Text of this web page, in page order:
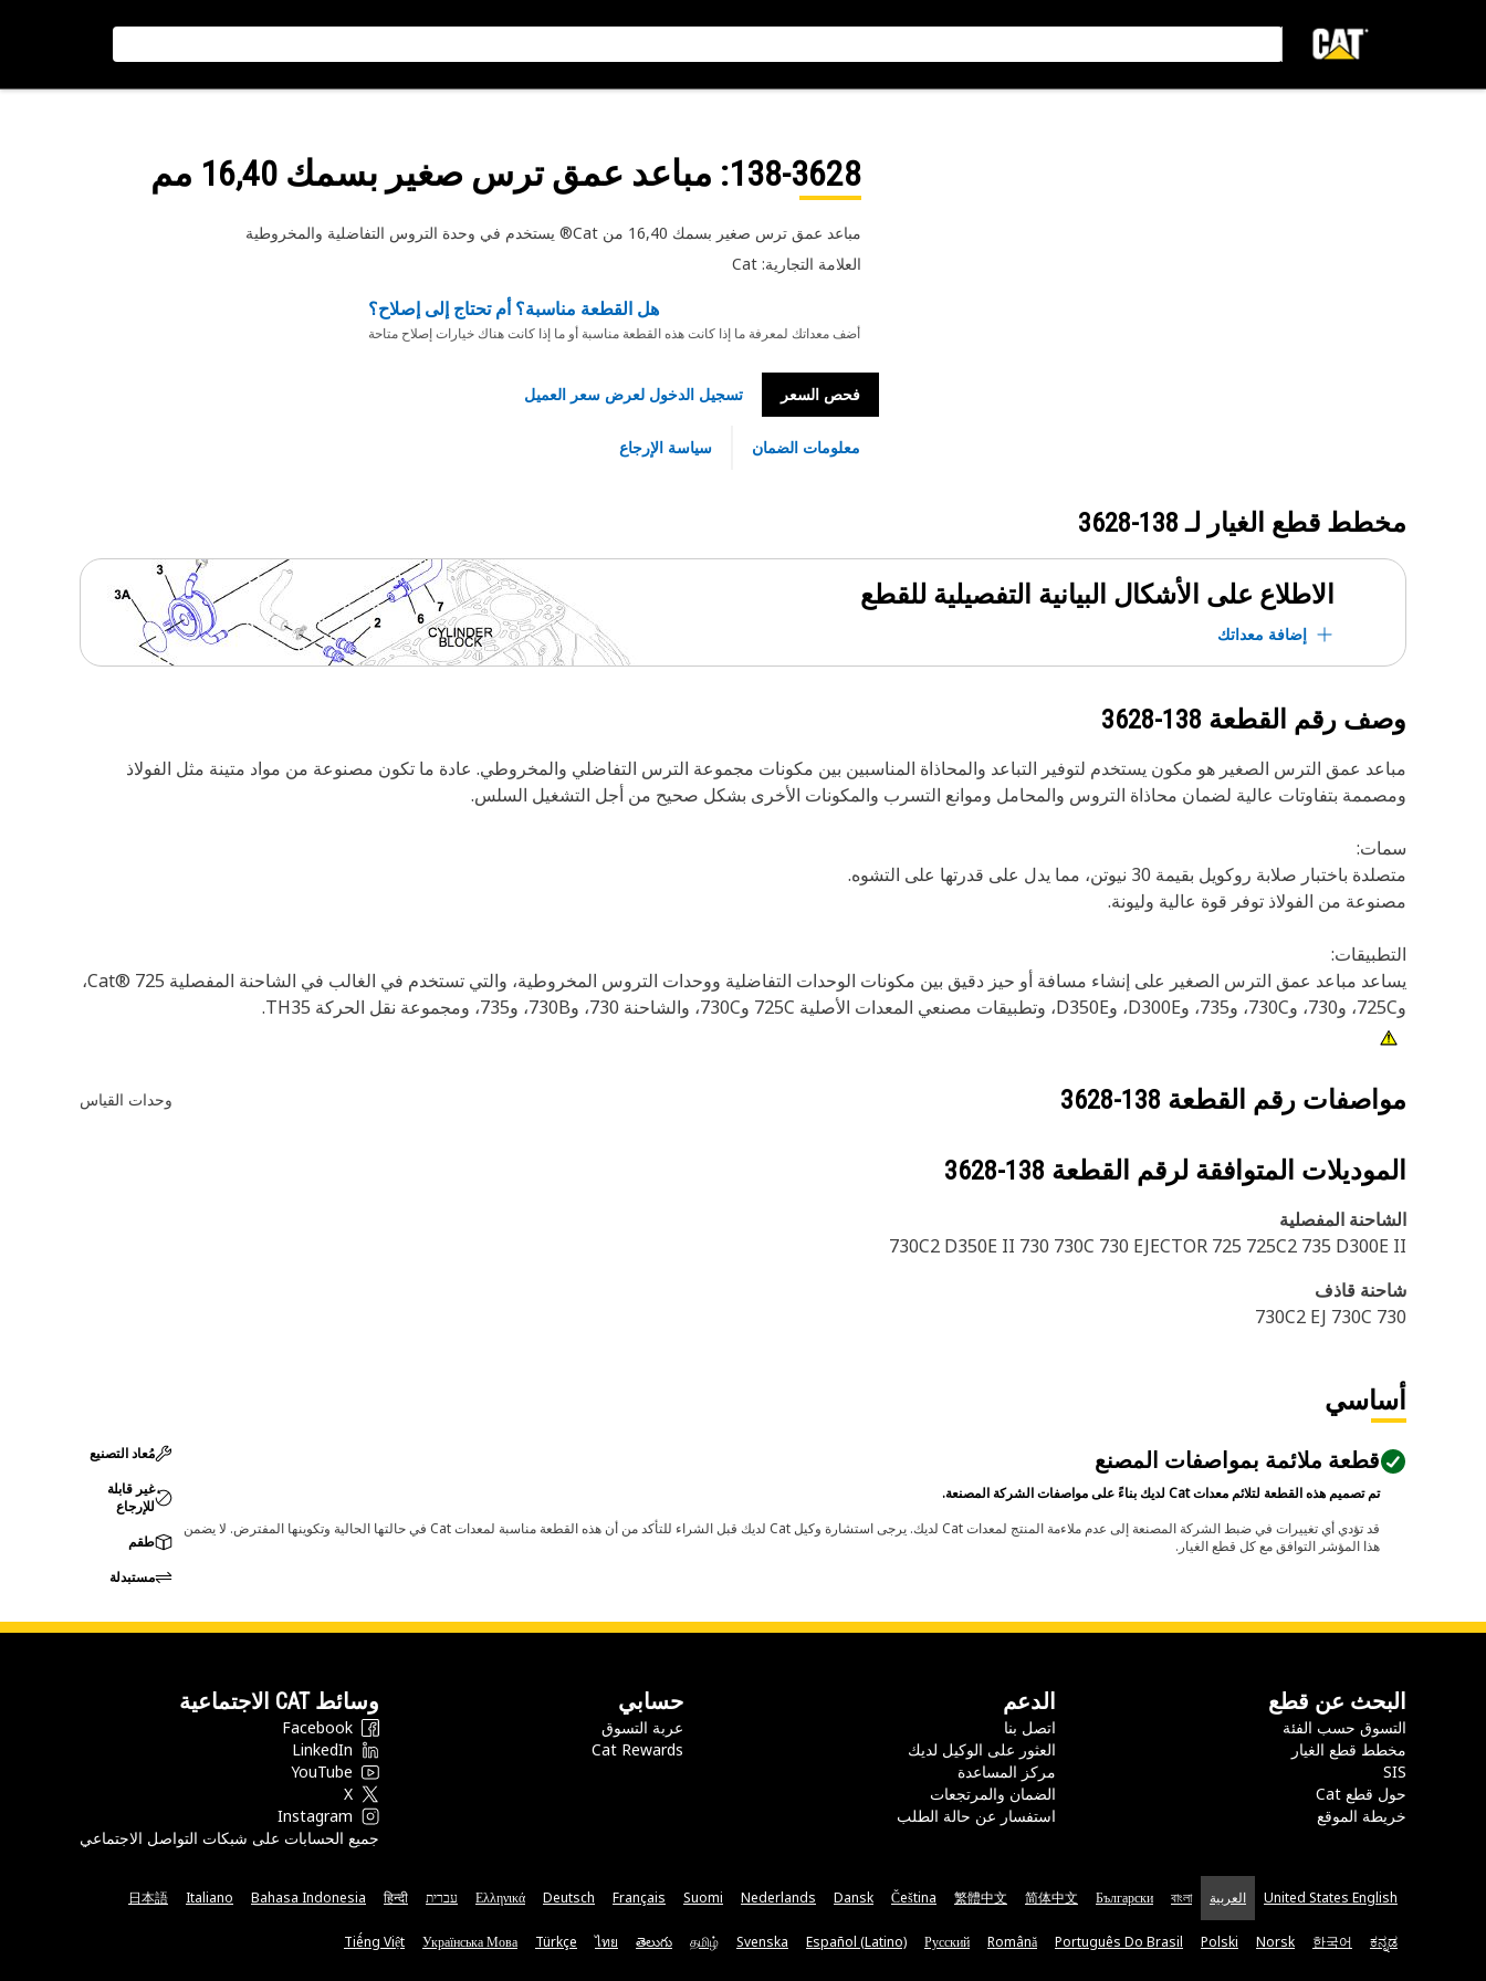
138-3628: مباعد عمق ترس صغير بسمك 16,40 مم
مباعد عمق ترس صغير بسمك 16,40 من Cat® يستخدم في وحدة التروس التفاضلية والمخروطية
العلامة التجارية: Cat
هل القطعة مناسبة؟ أم تحتاج إلى إصلاح؟
أضف معداتك لمعرفة ما إذا كانت هذه القطعة مناسبة أو ما إذا كانت هناك خيارات إصلاح متاحة
فحص السعر تسجيل الدخول لعرض سعر العميل
معلومات الضمان سياسة الإرجاع
مخطط قطع الغيار لـ 138-3628
الاطلاع على الأشكال البيانية التفصيلية للقطع
إضافة معداتك
وصف رقم القطعة 138-3628
مباعد عمق الترس الصغير هو مكون يستخدم لتوفير التباعد والمحاذاة المناسبين بين مكونات مجموعة الترس التفاضلي والمخروطي. عادة ما تكون مصنوعة من مواد متينة مثل الفولاذ
ومصممة بتفاوتات عالية لضمان محاذاة التروس والمحامل وموانع التسرب والمكونات الأخرى بشكل صحيح من أجل التشغيل السلس.
سمات:
متصلدة باختبار صلابة روكويل بقيمة 30 نيوتن، مما يدل على قدرتها على التشوه.
مصنوعة من الفولاذ توفر قوة عالية وليونة.
التطبيقات:
يساعد مباعد عمق الترس الصغير على إنشاء مسافة أو حيز دقيق بين مكونات الوحدات التفاضلية ووحدات التروس المخروطية، والتي تستخدم في الغالب في الشاحنة المفصلية Cat® 725،
و725C، و730، و730C، و735، وD300E، وD350E، وتطبيقات مصنعي المعدات الأصلية 725C و730C، والشاحنة 730، و730B، و735، ومجموعة نقل الحركة TH35.
مواصفات رقم القطعة 138-3628 وحدات القياس
الموديلات المتوافقة لرقم القطعة 138-3628
الشاحنة المفصلية
730C2 D350E II 730 730C 730 EJECTOR 725 725C2 735 D300E II
شاحنة قاذف
730C2 EJ 730C 730
أساسي
قطعة ملائمة بمواصفات المصنع
تم تصميم هذه القطعة لتلائم معدات Cat لديك بناءً على مواصفات الشركة المصنعة.
قد تؤدي أي تغييرات في ضبط الشركة المصنعة إلى عدم ملاءمة المنتج لمعدات Cat لديك. يرجى استشارة وكيل Cat لديك قبل الشراء للتأكد من أن هذه القطعة مناسبة لمعدات Cat في حالتها الحالية وتكوينها المفترض. لا يضمن
هذا المؤشر التوافق مع كل قطع الغيار.
مُعاد التصنيع
غير قابلة
للإرجاع
طقم
مستبدلة
البحث عن قطع
التسوق حسب الفئة
مخطط قطع الغيار
SIS
حول قطع Cat
خريطة الموقع
الدعم
اتصل بنا
العثور على الوكيل لديك
مركز المساعدة
الضمان والمرتجعات
استفسار عن حالة الطلب
حسابي
عربة التسوق
Cat Rewards
وسائط CAT الاجتماعية
Facebook
LinkedIn
YouTube
X
Instagram
جميع الحسابات على شبكات التواصل الاجتماعي
United States English العربية বাংলা
Български
简体中文
繁體中文
Čeština
Dansk
Nederlands
Suomi
Français
Deutsch
Ελληνικά עברית हिन्दी
Bahasa Indonesia
Italiano
日本語
ಕನ್ನಡ
한국어
Norsk
Polski
Português Do Brasil
Română
Русский
Español (Latino)
Svenska
தமிழ்
తెలుగు
ไทย
Türkçe
Українська Мова
Tiếng Việt